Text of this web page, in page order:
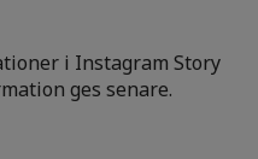
i Instagram Story
ges senare.